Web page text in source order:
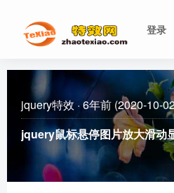
登录
jquery特效· 6年前 (2020-10-
jquery鼠标悬停图片放大滑动